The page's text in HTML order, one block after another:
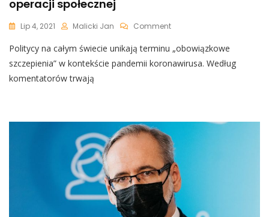
operacji społecznej
Lip 4, 2021 Malicki Jan CommentOn
Jednak.
Zmierzamy
Koronawirusa.
Kulisy
Wielkiej
Operacji
Społecznej
Politycy na całym świecie unikają terminu „obowiązkowe
szczepienia” w kontekście pandemii koronawirusa. Według
komentatorów trwają